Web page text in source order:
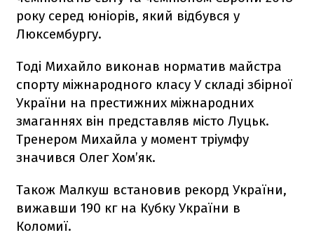
року серед юніорів, який відбувся у
Люксембургу.
Тоді Михайло виконав норматив майстра
спорту міжнародного класу У складі збірної
України на престижних міжнародних
змаганнях він представляв місто Луцьк.
Тренером Михайла у момент тріумфу
значився Олег Хом’як.
Також Малкуш встановив рекорд України,
вижавши 190 кг на Кубку України в
Коломиї.